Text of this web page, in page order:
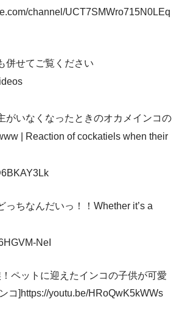
channel/UCT7SMWro715N0LEq
併せてご覧ください
がいなくなったときのオカメインコの
| Reaction of cockatiels when their
っちなんだいっ！！Whether it’s a
NeI
ペットに迎えたインコの子供が可愛
コ]https://youtu.be/HRoQwK5kWWs